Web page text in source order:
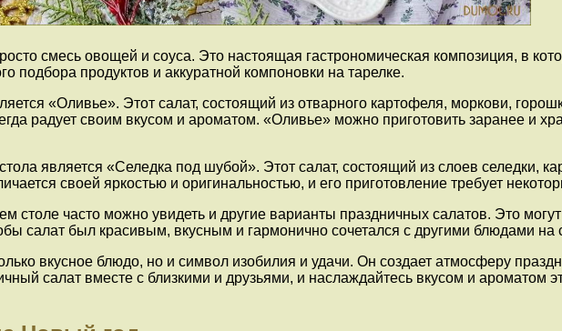
смесь овощей и соуса. Это настоящая гастрономическая композиция, в
подбора продуктов и аккуратной компоновки на тарелке.
«Оливье». Этот салат, состоящий из отварного картофеля, моркови,
радует своим вкусом и ароматом. «Оливье» можно приготовить заранее и
является «Селедка под шубой». Этот салат, состоящий из слоев селедки,
своей яркостью и оригинальностью, и его приготовление требует
столе часто можно увидеть и другие варианты праздничных салатов. Это
салат был красивым, вкусным и гармонично сочетался с другими блюдами на
вкусное блюдо, но и символ изобилия и удачи. Он создает атмосферу
салат вместе с близкими и друзьями, и наслаждайтесь вкусом и ароматом